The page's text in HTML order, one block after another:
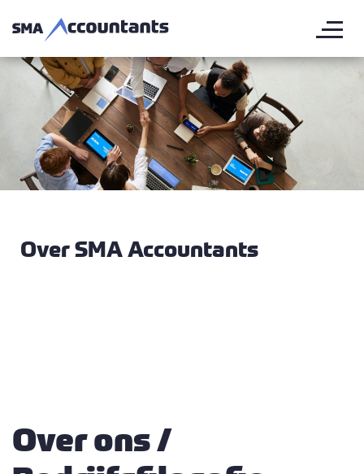
Over SMA Accountants
Over ons /